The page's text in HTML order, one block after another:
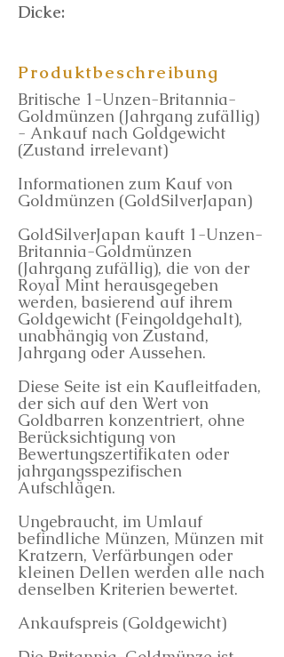
Dicke:
Produktbeschreibung
Britische 1-Unzen-Britannia-
Goldmünzen (Jahrgang zufällig)
- Ankauf nach Goldgewicht
(Zustand irrelevant)
Informationen zum Kauf von
Goldmünzen (GoldSilverJapan)
GoldSilverJapan kauft 1-Unzen-
Britannia-Goldmünzen
(Jahrgang zufällig), die von der
Royal Mint herausgegeben
werden, basierend auf ihrem
Goldgewicht (Feingoldgehalt),
unabhängig von Zustand,
Jahrgang oder Aussehen.
Diese Seite ist ein Kaufleitfaden,
der sich auf den Wert von
Goldbarren konzentriert, ohne
Berücksichtigung von
Bewertungszertifikaten oder
jahrgangsspezifischen
Aufschlägen.
Ungebraucht, im Umlauf
befindliche Münzen, Münzen mit
Kratzern, Verfärbungen oder
kleinen Dellen werden alle nach
denselben Kriterien bewertet.
Ankaufspreis (Goldgewicht)